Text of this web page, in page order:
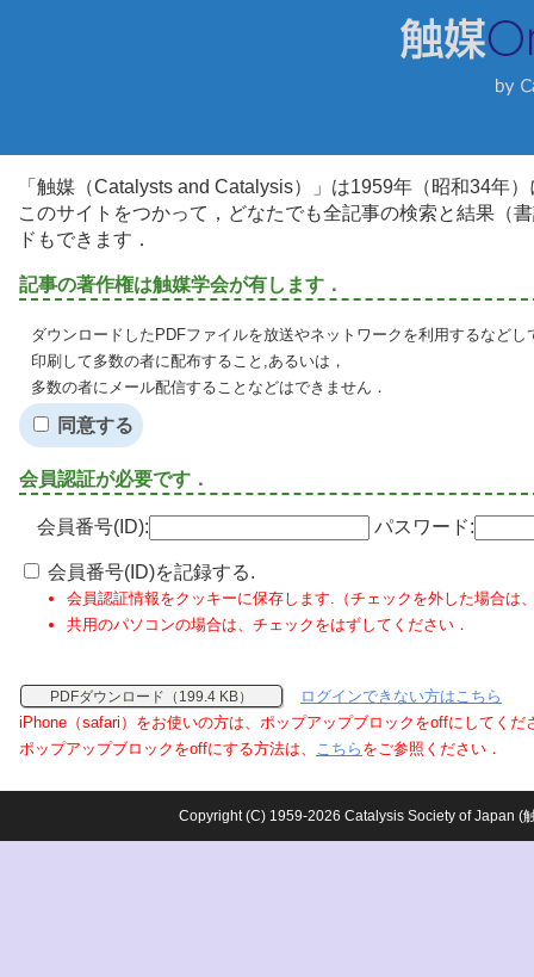
「触媒（Catalysts and Catalysis）」は1959年（昭和34年
このサイトをつかって，どなたでも全記事の検索と結果（
ドもできます．
記事の著作権は触媒学会が有します．
ダウンロードしたPDFファイルを放送やネットワークを利用するなど
印刷して多数の者に配布すること,あるいは，
多数の者にメール配信することなどはできません．
同意する
会員認証が必要です．
会員番号(ID): パスワード:
会員番号(ID)を記録する.
会員認証情報をクッキーに保存します.（チェックを外した場合は
共用のパソコンの場合は、チェックをはずしてください．
PDFダウンロード（199.4 KB）
ログインできない方はこちら
iPhone（safari）をお使いの方は、ポップアップブロックをoffにしてくだ
ポップアップブロックをoffにする方法は、 こちら をご参照ください．
Copyright (C) 1959-2026 Catalysis Society of Japan (